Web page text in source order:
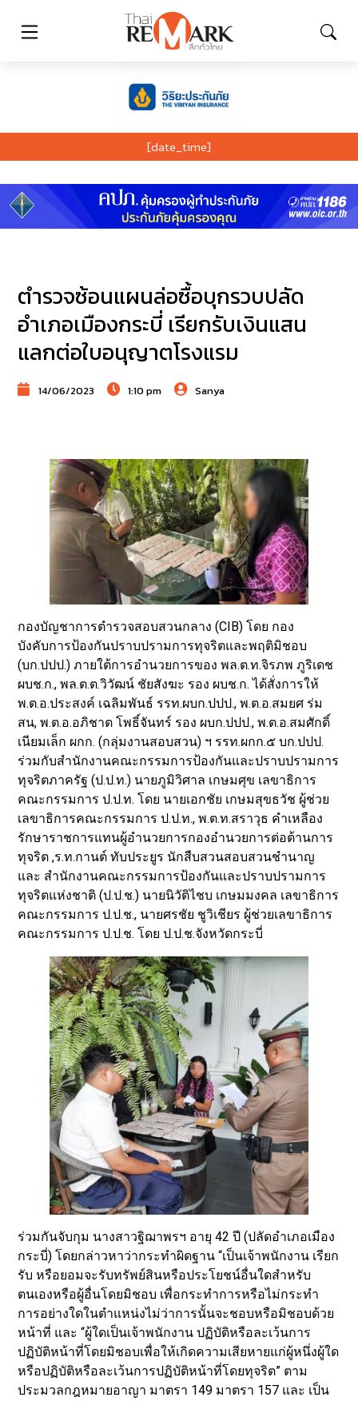
[date_time]
ตำรวจซ้อนแผนล่อซื้อบุกรวบปลัด
อำเภอเมืองกระบี่ เรียกรับเงินแสน
แลกต่อใบอนุญาตโรงแรม
14/06/2023 1:10 pm Sanya
กองบัญชาการตำรวจสอบสวนกลาง (CIB) โดย กอง
บังคับการป้องกันปราบปรามการทุจริตและพฤติมิชอบ
(บก.ปปป.) ภายใต้การอำนวยการของ พล.ต.ท.จิรภพ ภูริเดช
ผบช.ก., พล.ต.ต.วิวัฒน์ ชัยสังฆะ รอง ผบช.ก. ได้สั่งการให้
พ.ต.อ.ประสงค์ เฉลิมพันธ์ รรท.ผบก.ปปป., พ.ต.อ.สมยศ ร่ม
สน, พ.ต.อ.อภิชาต โพธิ์จันทร์ รอง ผบก.ปปป., พ.ต.อ.สมศักดิ์
เนียมเล็ก ผกก. (กลุ่มงานสอบสวน) ฯ รรท.ผกก.๕ บก.ปปป.
ร่วมกับสำนักงานคณะกรรมการป้องกันและปราบปรามการ
ทุจริตภาครัฐ (ป.ป.ท.) นายภูมิวิศาล เกษมศุข เลขาธิการ
คณะกรรมการ ป.ป.ท. โดย นายเอกชัย เกษมสุขธวัช ผู้ช่วย
เลขาธิการคณะกรรมการ ป.ป.ท., พ.ต.ท.สราวุธ คำเหลือง
รักษาราชการแทนผู้อำนวยการกองอำนวยการต่อต้านการ
ทุจริต ,ร.ท.กานต์ ทับประยูร นักสืบสวนสอบสวนชำนาญ
และ สำนักงานคณะกรรมการป้องกันและปราบปรามการ
ทุจริตแห่งชาติ (ป.ป.ช.) นายนิวัติไชบ เกษมมงคล เลขาธิการ
คณะกรรมการ ป.ป.ช., นายศรชัย ชูวิเชียร ผู้ช่วยเลขาธิการ
คณะกรรมการ ป.ป.ช. โดย ป.ป.ช.จังหวัดกระบี่
ร่วมกันจับกุม นางสาวฐิฌาพรฯ อายุ 42 ปี (ปลัดอำเภอเมือง
กระบี่) โดยกล่าวหาว่ากระทำผิดฐาน “เป็นเจ้าพนักงาน เรียก
รับ หรือยอมจะรับทรัพย์สินหรือประโยชน์อื่นใดสำหรับ
ตนเองหรือผู้อื่นโดยมิชอบ เพื่อกระทำการหรือไม่กระทำ
การอย่างใดในตำแหน่งไม่ว่าการนั้นจะชอบหรือมิชอบด้วย
หน้าที่ และ “ผู้ใดเป็นเจ้าพนักงาน ปฏิบัติหรือละเว้นการ
ปฏิบัติหน้าที่โดยมิชอบเพื่อให้เกิดความเสียหายแก่ผู้หนึ่งผู้ใด
หรือปฏิบัติหรือละเว้นการปฏิบัติหน้าที่โดยทุจริต” ตาม
ประมวลกฎหมายอาญา มาตรา 149 มาตรา 157 และ เป็น